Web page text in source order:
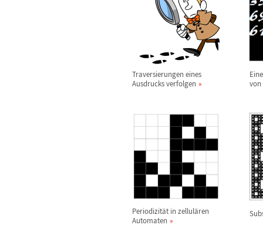
Traversierungen eines
Ausdrucks verfolgen
von
Periodizität in zellulären
Automaten